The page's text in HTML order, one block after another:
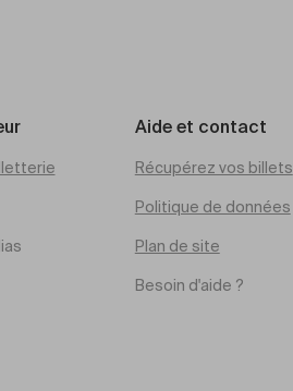
Aide et contact
Récupérez vos billets
Politique de données
Plan de site
Besoin d'aide ?